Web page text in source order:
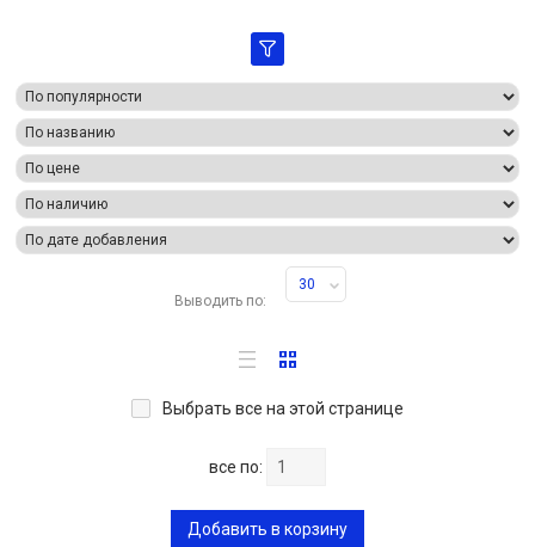
Выводить по:
30
Выбрать все на этой странице
все по:
Добавить в корзину